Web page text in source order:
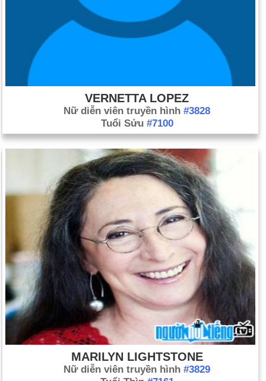
VERNETTA LOPEZ
Nữ diễn viên truyền hình #3828
Tuổi Sửu #7100
MARILYN LIGHTSTONE
Nữ diễn viên truyền hình #3829